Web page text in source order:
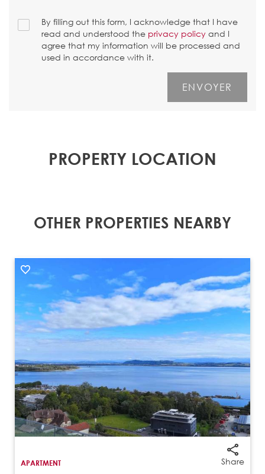
By filling out this form, I acknowledge that I have
read and understood the privacy policy and I
agree that my information will be processed and
used in accordance with it.
PROPERTY LOCATION
OTHER PROPERTIES NEARBY
Share
APARTMENT